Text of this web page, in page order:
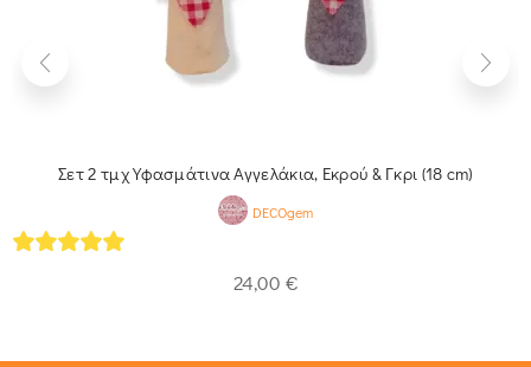
Σετ 2 τμχ Υφασμάτινα Αγγελάκια, Εκρού & Γκρι (18 cm)
DECOgem
24,00 €